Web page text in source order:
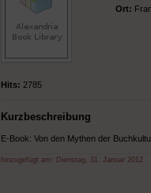
Ort:
Hits: 2785
Kurzbeschreibung
E-Book: Von den Mythen der
hinzugefügt am: Dienstag, 31. Januar 2012